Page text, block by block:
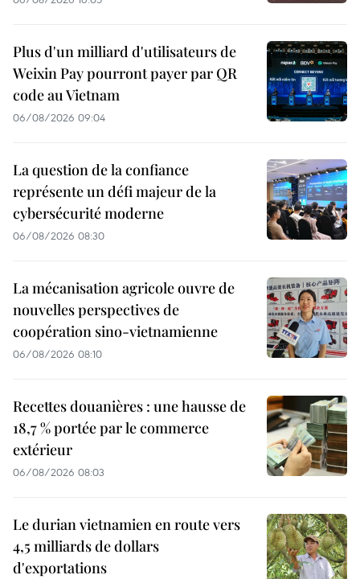
Plus d'un milliard d'utilisateurs de
Weixin Pay pourront payer par QR
code au Vietnam
06/08/2026 09:04
La question de la confiance
représente un défi majeur de la
cybersécurité moderne
06/08/2026 08:30
La mécanisation agricole ouvre de
nouvelles perspectives de
coopération sino-vietnamienne
06/08/2026 08:10
Recettes douanières : une hausse de
18,7 % portée par le commerce
extérieur
06/08/2026 08:03
Le durian vietnamien en route vers
4,5 milliards de dollars
d'exportations